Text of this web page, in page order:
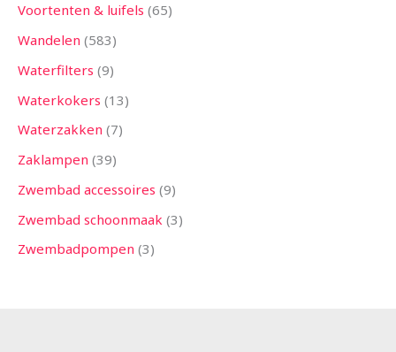
Voortenten & luifels 65
Wandelen 583
Waterfilters 9
Waterkokers 13
Waterzakken 7
Zaklampen 39
Zwembad accessoires 9
Zwembad schoonmaak 3
Zwembadpompen 3